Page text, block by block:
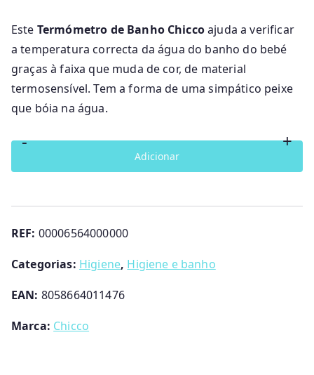
Este Termómetro de Banho Chiccoajuda a verificar
a temperatura correcta da água do banho do bebé
graças à faixa que muda de cor, de material
termosensível. Tem a forma de uma simpático peixe
que bóia na água.
-
de
de
banho
Balão
Chicco
+
Adicionar
REF: 00006564000000
Categorias: Higiene, Higiene e banho
EAN: 8058664011476
Marca: Chicco